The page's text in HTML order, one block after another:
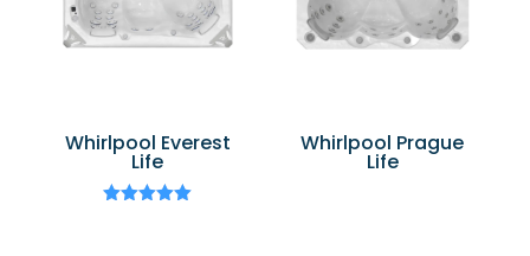
Whirlpool Everest
Life
Whirlpool Prague
Life